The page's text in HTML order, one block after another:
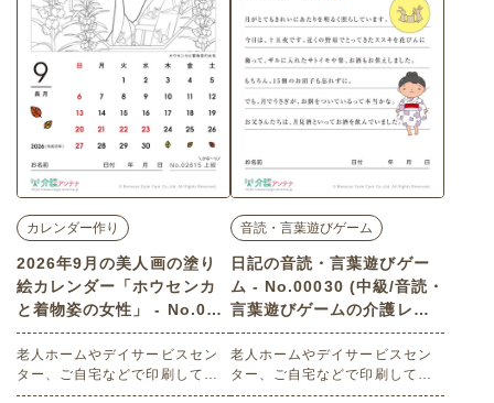
カレンダー作り
2026年9月の美人画の塗り
絵カレンダー「ホウセンカ
と着物姿の女性」 - No.028
15 (上級/カレンダー作りの
介護レク素材)
老人ホームやデイサービスセン
ター、ご自宅などで印刷してお
使いいただける無料の高齢者向
音読・言葉遊びゲーム
日記の音読・言葉遊びゲー
ム - No.00030 (中級/音読・
言葉遊びゲームの介護レク
素材)
老人ホームやデイサービスセン
ター、ご自宅などで印刷してお
使いいただける無料の高齢者向